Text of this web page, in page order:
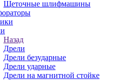
Щеточные шлифмашины
Назад
Дрели
Дрели безударные
Дрели ударные
Дрели на магнитной стойке